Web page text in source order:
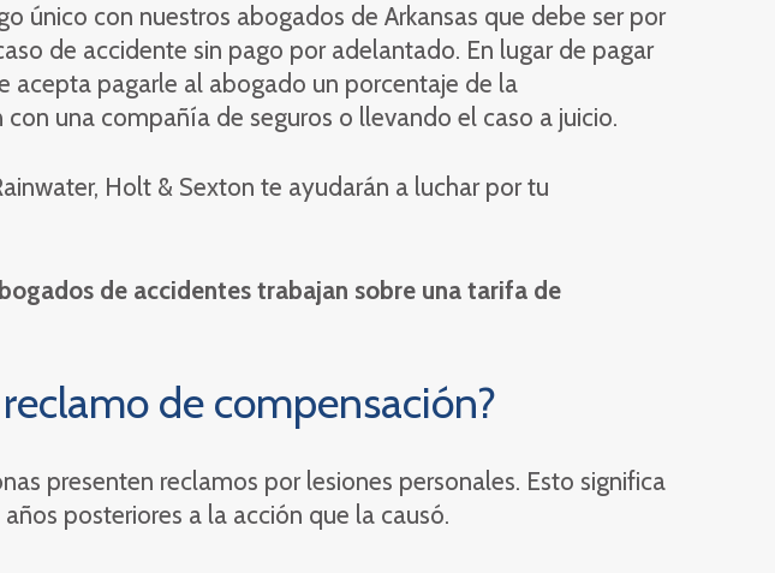
único con nuestros abogados de Arkansas que debe ser por
de accidente sin pago por adelantado. En lugar de pagar
acepta pagarle al abogado un porcentaje de la
una compañía de seguros o llevando el caso a juicio.
Holt & Sexton te ayudarán a luchar por tu
de accidentes trabajan sobre una tarifa de
de compensación?
presenten reclamos por lesiones personales. Esto significa
posteriores a la acción que la causó.